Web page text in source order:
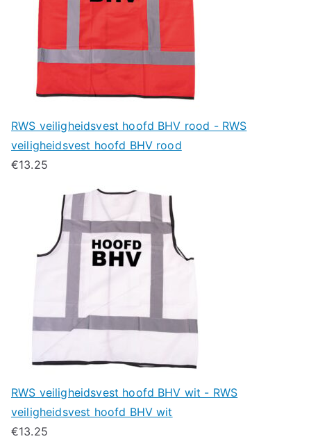
RWS veiligheidsvest hoofd BHV rood - RWS
veiligheidsvest hoofd BHV rood
€13.25
RWS veiligheidsvest hoofd BHV wit - RWS
veiligheidsvest hoofd BHV wit
€13.25